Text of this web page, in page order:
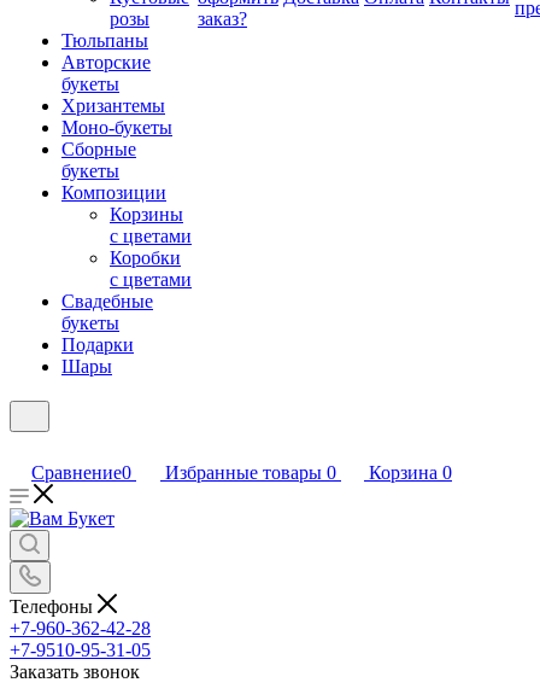
розы
Тюльпаны
Авторские
букеты
Хризантемы
Моно-букеты
Сборные
букеты
Композиции
Корзины
с цветами
Коробки
с цветами
Свадебные
букеты
Подарки
Шары
заказ?
Сравнение0 Избранные товары 0 Корзина 0
Телефоны
+7-960-362-42-28
+7-9510-95-31-05
Заказать звонок